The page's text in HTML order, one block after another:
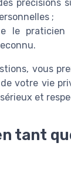
précisions
;
le praticien
vous
votre vie
et
tant